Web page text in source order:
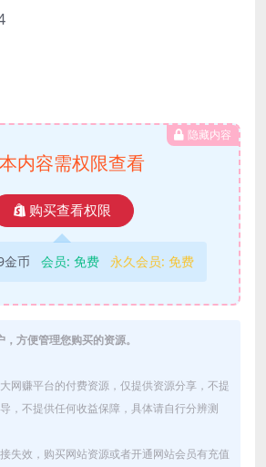
隐藏内容
本内容需权限查看
购买查看权限
金币 会员: 免费 永久会员: 免费
方便管理您购买的资源。
网赚平台的付费资源，仅提供资源分享，不提
，不提供任何收益保障，具体请自行分辨测
失效，购买网站资源或者开通网站会员有充值